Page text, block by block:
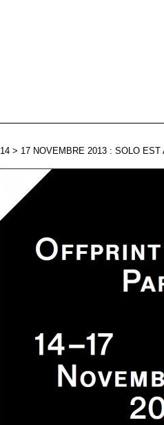
14 > 17 NOVEMBRE 2013 : SOLO EST